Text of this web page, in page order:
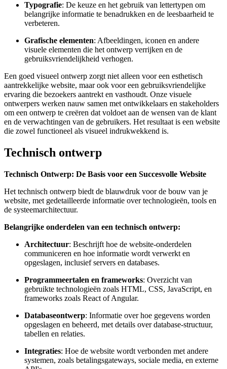
Typografie: De keuze en het gebruik van lettertypen om
belangrijke informatie te benadrukken en de leesbaarheid te
verbeteren.
Grafische elementen: Afbeeldingen, iconen en andere
visuele elementen die het ontwerp verrijken en de
gebruiksvriendelijkheid verhogen.
Een goed visueel ontwerp zorgt niet alleen voor een esthetisch
aantrekkelijke website, maar ook voor een gebruiksvriendelijke
ervaring die bezoekers aantrekt en vasthoudt. Onze visuele
ontwerpers werken nauw samen met ontwikkelaars en stakeholders
om een ontwerp te creëren dat voldoet aan de wensen van de klant
en de verwachtingen van de gebruikers. Het resultaat is een website
die zowel functioneel als visueel indrukwekkend is.
Technisch ontwerp
Technisch Ontwerp: De Basis voor een Succesvolle Website
Het technisch ontwerp biedt de blauwdruk voor de bouw van je
website, met gedetailleerde informatie over technologieën, tools en
de systeemarchitectuur.
Belangrijke onderdelen van een technisch ontwerp:
Architectuur: Beschrijft hoe de website-onderdelen
communiceren en hoe informatie wordt verwerkt en
opgeslagen, inclusief servers en databases.
Programmeertalen en frameworks: Overzicht van
gebruikte technologieën zoals HTML, CSS, JavaScript, en
frameworks zoals React of Angular.
Databaseontwerp: Informatie over hoe gegevens worden
opgeslagen en beheerd, met details over database-structuur,
tabellen en relaties.
Integraties: Hoe de website wordt verbonden met andere
systemen, zoals betalingsgateways, sociale media, en externe